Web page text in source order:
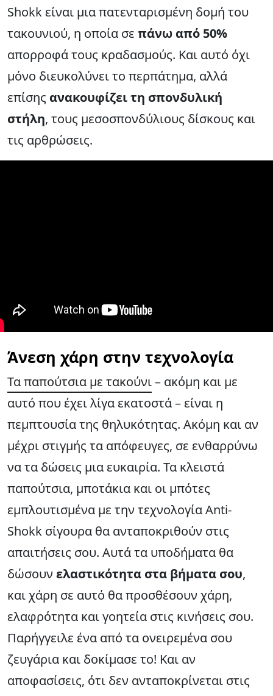
Shokk είναι μια πατενταρισμένη δομή του
τακουνιού, η οποία σε πάνω από 50%
απορροφά τους κραδασμούς. Και αυτό όχι
μόνο διευκολύνει το περπάτημα, αλλά
επίσης ανακουφίζει τη σπονδυλική
στήλη, τους μεσοσπονδύλιους δίσκους και
τις αρθρώσεις.
Άνεση χάρη στην τεχνολογία
Τα παπούτσια με τακούνι– ακόμη και με
αυτό που έχει λίγα εκατοστά – είναι η
πεμπτουσία της θηλυκότητας. Ακόμη και αν
μέχρι στιγμής τα απόφευγες, σε ενθαρρύνω
να τα δώσεις μια ευκαιρία. Τα κλειστά
παπούτσια, μποτάκια και οι μπότες
εμπλουτισμένα με την τεχνολογία Anti-
Shokk σίγουρα θα ανταποκριθούν στις
απαιτήσεις σου. Αυτά τα υποδήματα θα
δώσουν ελαστικότητα στα βήματα σου,
και χάρη σε αυτό θα προσθέσουν χάρη,
ελαφρότητα και γοητεία στις κινήσεις σου.
Παρήγγειλε ένα από τα ονειρεμένα σου
ζευγάρια και δοκίμασε το! Και αν
αποφασίσεις, ότι δεν ανταποκρίνεται στις